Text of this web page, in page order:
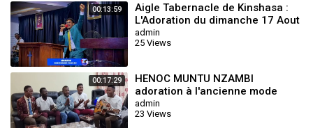
00:13:59
Aigle Tabernacle de Kinshasa :
L'Adoration du dimanche 17 Aout
2025 avec le Frère Henoc Muntu
N
admin
25 Views
00:17:29
HENOC MUNTU NZAMBI
adoration à l'ancienne mode
admin
23 Views